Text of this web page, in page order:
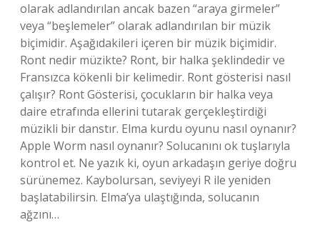
olarak adlandırılan ancak bazen “araya girmeler”
veya “beşlemeler” olarak adlandırılan bir müzik
biçimidir. Aşağıdakileri içeren bir müzik biçimidir.
Ront nedir müzikte? Ront, bir halka şeklindedir ve
Fransızca kökenli bir kelimedir. Ront gösterisi nasıl
çalışır? Ront Gösterisi, çocukların bir halka veya
daire etrafında ellerini tutarak gerçekleştirdiği
müzikli bir danstır. Elma kurdu oyunu nasıl oynanır?
Apple Worm nasıl oynanır? Solucanını ok tuşlarıyla
kontrol et. Ne yazık ki, oyun arkadaşın geriye doğru
sürünemez. Kaybolursan, seviyeyi R ile yeniden
başlatabilirsin. Elma’ya ulaştığında, solucanın
ağzını…